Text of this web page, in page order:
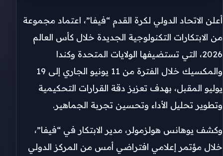
أعلن الاتحاد الدولي لكرة القدم “فيفا”، اعتماد مجموعة
من الابتكارات التكنولوجية الجديدة خلال كأس العالم
2026، التي تستضيفها الولايات المتحدة وكندا
والمكسيك خلال الفترة من 11 يونيو الجاري إلى 19
يوليو المقبل، بهدف تعزيز دقة القرارات التحكيمية
وتطوير تحليل الأداء وتحسين تجربة الجماهير.
وكشف يوهانس هولزمولر، مدير الابتكار في “فيفا”،
خلال مؤتمر إعلامي افتراضي أمس من المركز الدولي